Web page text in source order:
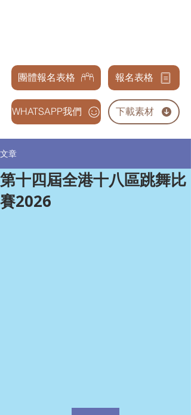
團體報名表格 報名表格
WHATSAPP我們 下載素材
文章
第十四屆全港十八區跳舞比
賽2026